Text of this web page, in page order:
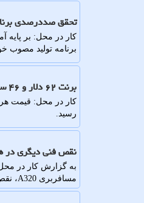
تحقق صددرصدی
کار در محل: بر پایه
برنامه تولید مصوب
برنت ۶۲ دلار و ۴۶ سنت شد
رسید.
نقص فنی دیگری در
به گزارش کار در
مسافربری A320، نقص فنی دیگری را در این سری از هواپیماها اعلام نمود.